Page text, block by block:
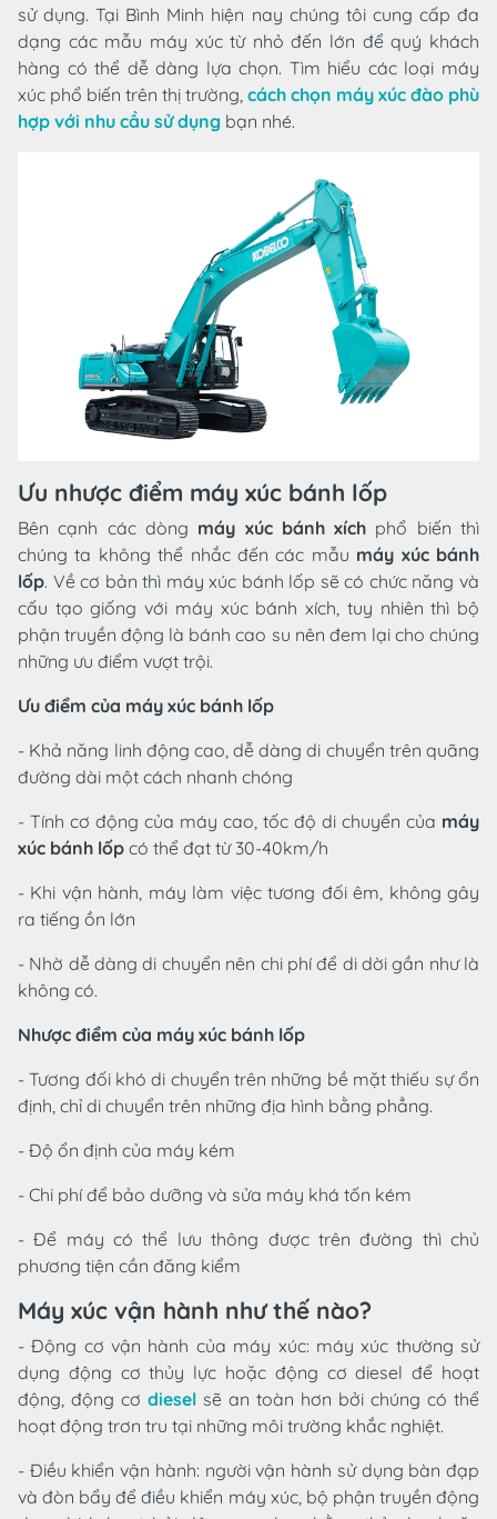
sử dụng. Tại Bình Minh hiện nay chúng tôi cung cấp đa
dạng các mẫu máy xúc từ nhỏ đến lớn để quý khách
hàng có thể dễ dàng lựa chọn. Tìm hiểu các loại máy
xúc phổ biến trên thị trường, cách chọn máy xúc đào phù
hợp với nhu cầu sử dụng bạn nhé.
Ưu nhược điểm máy xúc bánh lốp
Bên cạnh các dòng máy xúc bánh xích phổ biến thì
chúng ta không thể nhắc đến các mẫu máy xúc bánh
lốp. Về cơ bản thì máy xúc bánh lốp sẽ có chức năng và
cấu tạo giống với máy xúc bánh xích, tuy nhiên thì bộ
phận truyền động là bánh cao su nên đem lại cho chúng
những ưu điểm vượt trội.
Ưu điểm của máy xúc bánh lốp
- Khả năng linh động cao, dễ dàng di chuyển trên quãng
đường dài một cách nhanh chóng
- Tính cơ động của máy cao, tốc độ di chuyển của máy
xúc bánh lốp có thể đạt từ 30-40km/h
- Khi vận hành, máy làm việc tương đối êm, không gây
ra tiếng ồn lớn
- Nhờ dễ dàng di chuyển nên chi phí để di dời gần như là
không có.
Nhược điểm của máy xúc bánh lốp
- Tương đối khó di chuyển trên những bề mặt thiếu sự ổn
định, chỉ di chuyển trên những địa hình bằng phẳng.
- Độ ổn định của máy kém
- Chi phí để bảo dưỡng và sửa máy khá tốn kém
- Để máy có thể lưu thông được trên đường thì chủ
phương tiện cần đăng kiểm
Máy xúc vận hành như thế nào?
- Động cơ vận hành của máy xúc: máy xúc thường sử
dụng động cơ thủy lực hoặc động cơ diesel để hoạt
động, động cơ diesel sẽ an toàn hơn bởi chúng có thể
hoạt động trơn tru tại những môi trường khắc nghiệt.
- Điều khiển vận hành: người vận hành sử dụng bàn đạp
và đòn bẩy để điều khiển máy xúc, bộ phận truyền động